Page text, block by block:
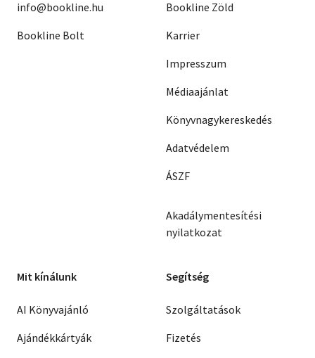
info@bookline.hu
Bookline Bolt
Bookline Zöld
Karrier
Impresszum
Médiaajánlat
Könyvnagykereskedés
Adatvédelem
ÁSZF
Akadálymentesítési
nyilatkozat
Mit kínálunk
AI Könyvajánló
Ajándékkártyák
Segítség
Szolgáltatások
Fizetés